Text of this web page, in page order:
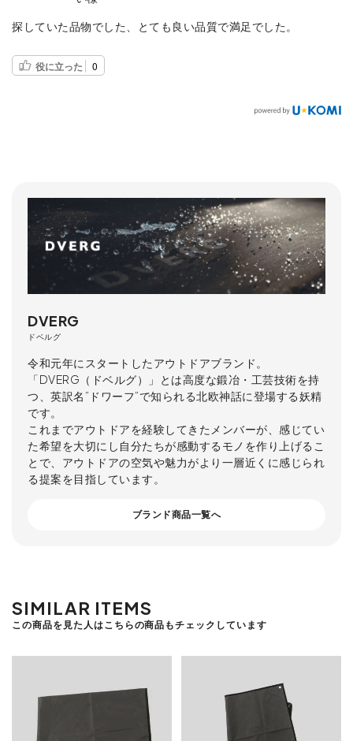
探していた品物でした、とても良い品質で満足でした。
役に立った 0
DVERG
ドベルグ
令和元年にスタートしたアウトドアブランド。
「DVERG（ドベルグ）」とは高度な鍛冶・工芸技術を持
つ、英訳名”ドワーフ”で知られる北欧神話に登場する妖精
です。
これまでアウトドアを経験してきたメンバーが、感じてい
た希望を大切にし自分たちが感動するモノを作り上げるこ
とで、アウトドアの空気や魅力がより一層近くに感じられ
る提案を目指しています。
ブランド商品一覧へ
SIMILAR ITEMS
この商品を見た人はこちらの商品もチェックしています